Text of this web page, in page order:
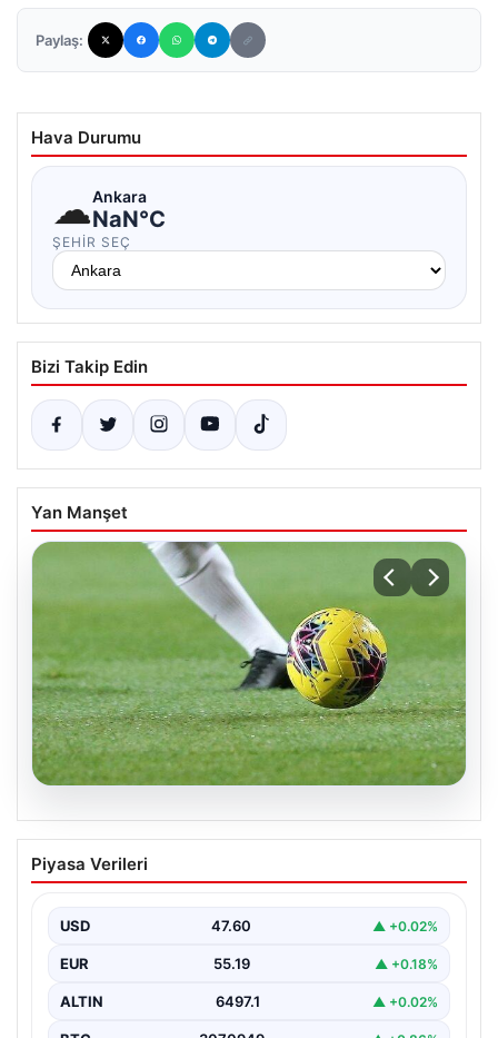
Paylaş:
Hava Durumu
☁Ankara
NaN°C
ŞEHIR SEÇ
Bizi Takip Edin
Yan Manşet
05.08.2026
04 Ağustos 2026 Salı Günkü Maç
Programı ve Yayın Akışları
oldukça hareketli ve heyecan verici bir…
Piyasa Verileri
USD 47.60 ▲ +0.02%
EUR 55.19 ▲ +0.18%
ALTIN 6497.1 ▲ +0.02%